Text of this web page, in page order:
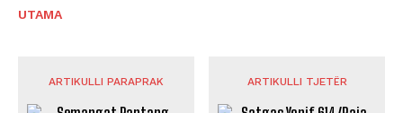
UTAMA
ARTIKULLI PARAPRAK ARTIKULLI TJETËR